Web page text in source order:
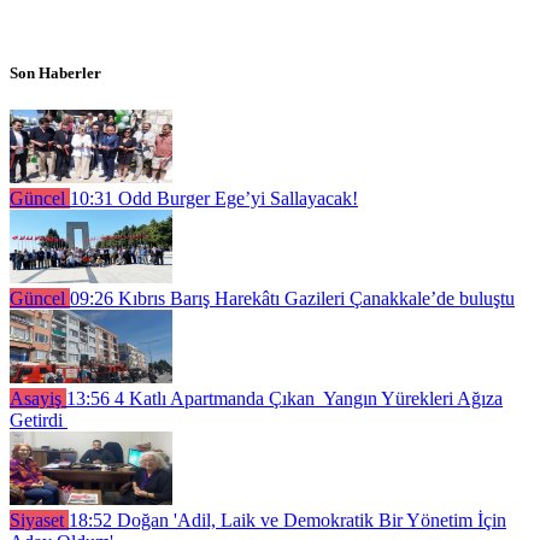
Son Haberler
Güncel 10:31 Odd Burger Ege’yi Sallayacak!
Güncel 09:26 Kıbrıs Barış Harekâtı Gazileri Çanakkale’de buluştu
Asayiş 13:56 4 Katlı Apartmanda Çıkan Yangın Yürekleri Ağıza
Getirdi
Siyaset 18:52 Doğan 'Adil, Laik ve Demokratik Bir Yönetim İçin